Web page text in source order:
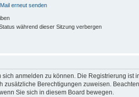
erneut senden
während dieser Sitzung verbergen
anmelden zu können. Die Registrierung
zusätzliche Berechtigungen zuweisen.
Sie sich in diesem Board bewegen.